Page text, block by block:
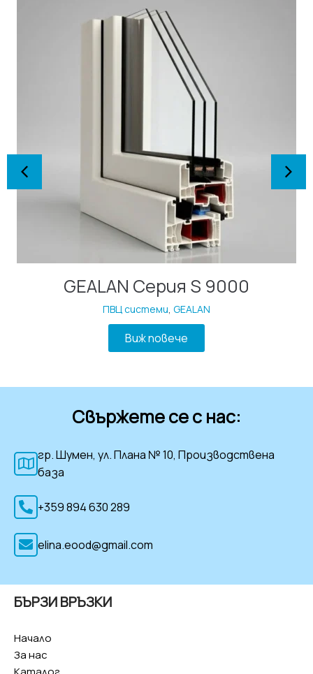
GEALAN Серия S 9000
ПВЦ системи, GEALAN
Виж повече
Свържете се с нас:
гр. Шумен, ул. Плана № 10, Производствена
база
+359 894 630 289
elina.eood@gmail.com
БЪРЗИ ВРЪЗКИ
Начало
За нас